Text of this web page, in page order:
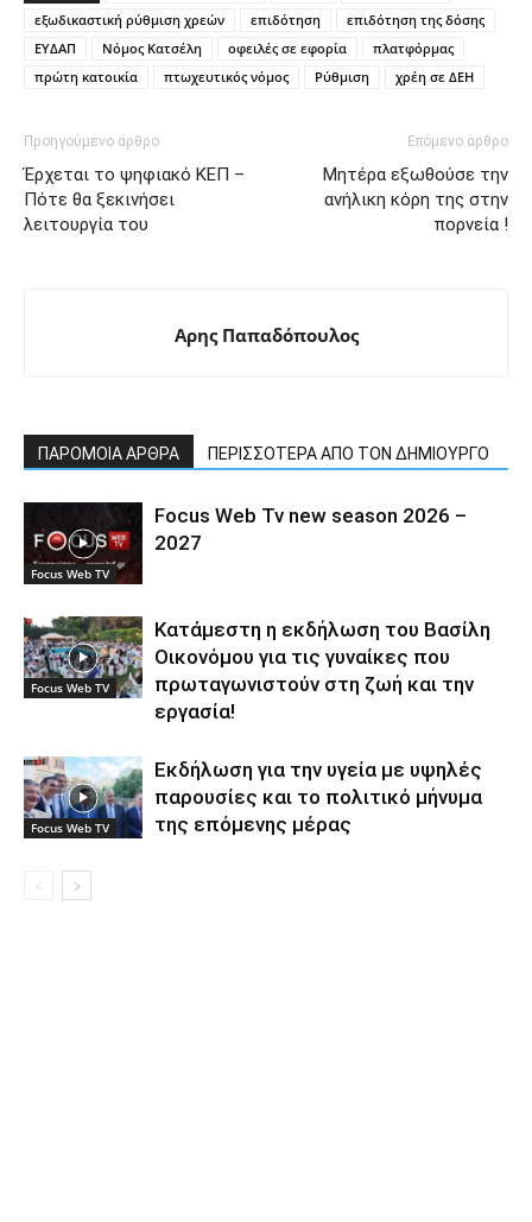
εξωδικαστική ρύθμιση χρεών
επιδότηση
επιδότηση της δόσης
ΕΥ∆ΑΠ
Νόμος Κατσέλη οφειλές σε εφορία
πλατφόρµας
πρώτη κατοικία
πτωχευτικός νόµος Ρύθμιση χρέη σε ∆ΕΗ
Προηγούμενο άρθρο
Έρχεται το ψηφιακό ΚΕΠ –
Πότε θα ξεκινήσει
λειτουργία του
Επόμενο άρθρο
Μητέρα εξωθούσε την
ανήλικη κόρη της στην
πορνεία !
Αρης Παπαδόπουλος
ΠΑΡΟΜΟΙΑ ΑΡΘΡΑ ΠΕΡΙΣΣΟΤΕΡΑ ΑΠΟ ΤΟΝ ΔΗΜΙΟΥΡΓΟ
Focus Web TV
Focus Web Tv new season 2026 –
2027
Focus Web TV
Κατάμεστη η εκδήλωση του Βασίλη
Οικονόμου για τις γυναίκες που
πρωταγωνιστούν στη ζωή και την
εργασία!
Focus Web TV
Εκδήλωση για την υγεία με υψηλές
παρουσίες και το πολιτικό μήνυμα
της επόμενης μέρας